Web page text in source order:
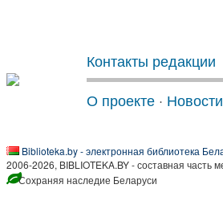
Контакты редакции
О проекте · Новости
Biblioteka.by - электронная библиотека
2006-2026, BIBLIOTEKA.BY - составная
Сохраняя наследие Беларуси